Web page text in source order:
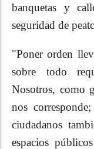
banquetas y
seguridad de
"Poner orden
sobre todo
Nosotros, como
nos
ciudadanos
espacios